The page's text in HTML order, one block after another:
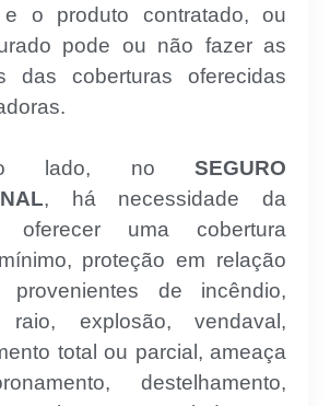
e o produto contratado, ou
pode ou não fazer as
das coberturas oferecidas
lado, no SEGURO
, há necessidade da
oferecer uma cobertura
proteção em relação
provenientes de incêndio,
explosão, vendaval,
total ou parcial, ameaça
destelhamento,